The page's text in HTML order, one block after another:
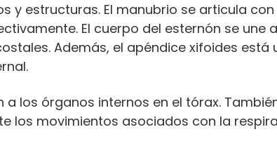
y estructuras. El manubrio se articula
El cuerpo del esternón se une
Además, el apéndice xifoides está
los órganos internos en el tórax.
los movimientos asociados con la